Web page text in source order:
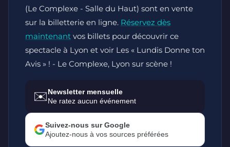
(Le Complexe - Salle du Haut) sont en vente
sur la billetterie en ligne. Réservez dès
maintenant vos billets pour découvrir ce
spectacle à Lyon et voir Les « Lundis Donne ton
Avis » ! - Le Complexe, Lyon sur scène !
✉️Newsletter mensuelle
Ne ratez aucun événement
Suivez-nous sur Google
Ajoutez-nous à vos sources préférées